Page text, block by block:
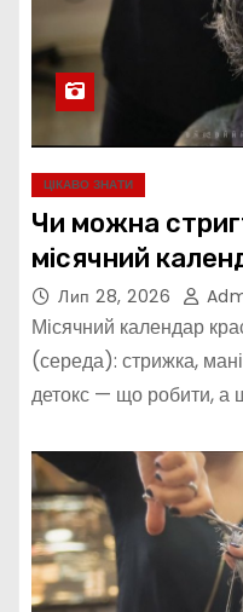
ЦІКАВО ЗНАТИ
Чи можна
місячний
Лип 28, 2026
Місячний календар
(середа): стрижка,
детокс — що робити, а